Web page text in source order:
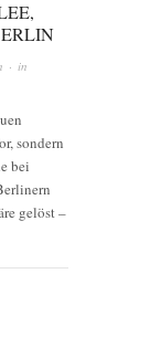
· in
sondern
bei
gelöst –